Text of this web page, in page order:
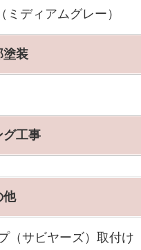
ディアムグレー）
塗装
グ工事
他
（サビヤーズ）取付け